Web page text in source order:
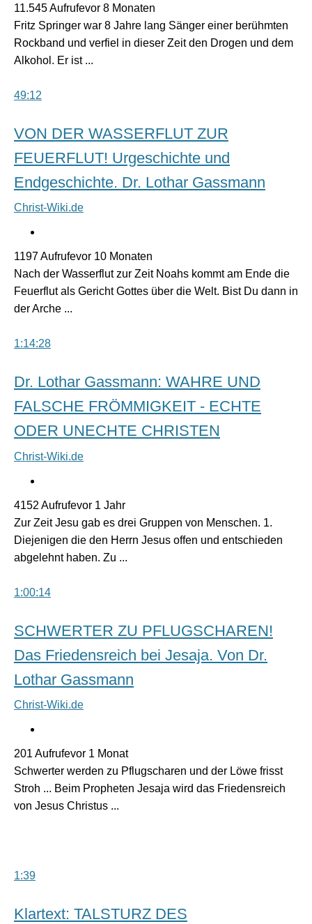
11.545 Aufrufevor 8 Monaten
Fritz Springer war 8 Jahre lang Sänger einer berühmten
Rockband und verfiel in dieser Zeit den Drogen und dem
Alkohol. Er ist ...
49:12
VON DER WASSERFLUT ZUR
FEUERFLUT! Urgeschichte und
Endgeschichte. Dr. Lothar Gassmann
Christ-Wiki.de
1197 Aufrufevor 10 Monaten
Nach der Wasserflut zur Zeit Noahs kommt am Ende die
Feuerflut als Gericht Gottes über die Welt. Bist Du dann in
der Arche ...
1:14:28
Dr. Lothar Gassmann: WAHRE UND
FALSCHE FRÖMMIGKEIT - ECHTE
ODER UNECHTE CHRISTEN
Christ-Wiki.de
4152 Aufrufevor 1 Jahr
Zur Zeit Jesu gab es drei Gruppen von Menschen. 1.
Diejenigen die den Herrn Jesus offen und entschieden
abgelehnt haben. Zu ...
1:00:14
SCHWERTER ZU PFLUGSCHAREN!
Das Friedensreich bei Jesaja. Von Dr.
Lothar Gassmann
Christ-Wiki.de
201 Aufrufevor 1 Monat
Schwerter werden zu Pflugscharen und der Löwe frisst
Stroh ... Beim Propheten Jesaja wird das Friedensreich
von Jesus Christus ...
1:39
Klartext: TALSTURZ DES